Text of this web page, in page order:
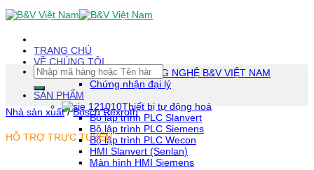
Skip
To
(tạm
dịch)
TRANG CHỦ
VỀ CHÚNG TÔI
CÔNG TY TNHH CÔNG NGHỆ B&V VIỆT NAM
Chứng nhận đại lý
SẢN PHẨM
Thiết bị tự động hoá
Bộ lập trình PLC Slanvert
Bộ lập trình PLC Siemens
Bộ lập trình PLC Wecon
HMI Slanvert (Senlan)
Màn hình HMI Siemens
Tìm
kiếm:
Nhà sản xuất / Bosch Rexroth
HỖ TRỢ TRỰC TUYẾN